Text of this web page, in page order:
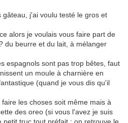
j'ai voulu testé le gros et
alors je voulais vous faire part de
du beurre et du lait, à mélanger
espagnols sont pas trop bêtes, faut
un moule à charnière en
(quand je vous dis qu'il
les choses soit même mais à
des oreo (si vous l'avez je suis